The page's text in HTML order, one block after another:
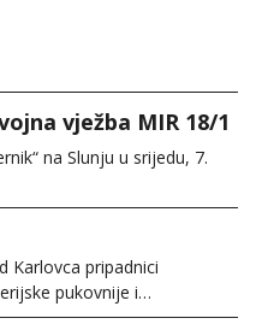
vježba MIR 18/1
na Slunju u srijedu, 7.
Karlovca pripadnici
pukovnije i…